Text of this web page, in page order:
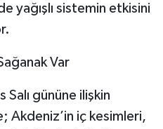
yağışlı sistemin etkisini
Var
Salı gününe ilişkin
Akdeniz’in iç kesimleri,